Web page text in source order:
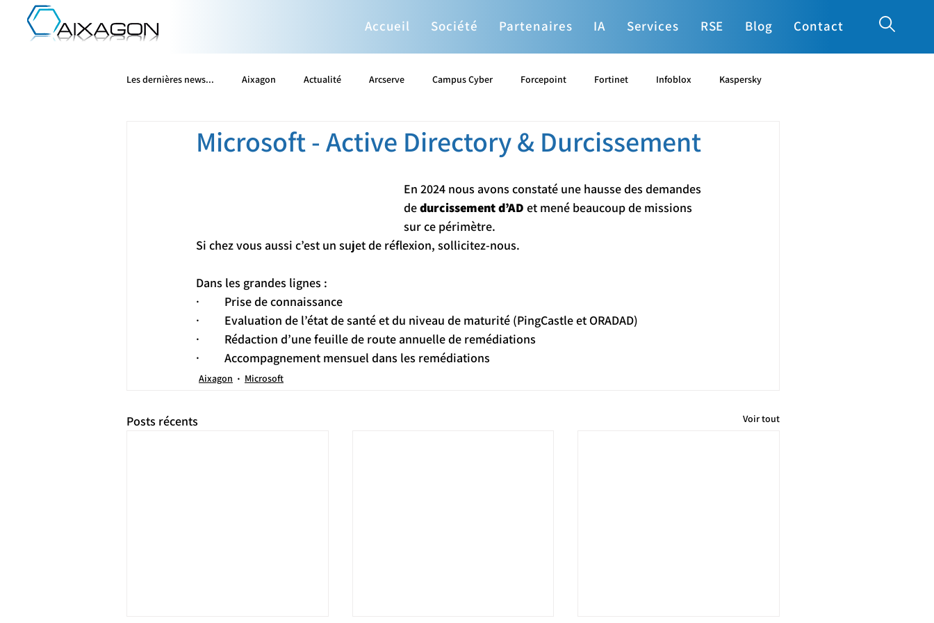
Accueil Société Partenaires IA Services RSE Blog Contact
Les dernières news... Aixagon Actualité Arcserve Campus Cyber Forcepoint Fortinet Infoblox Kaspersky
Olfeo Patrowl Proxmox Sophos Splunk Stormshield Systancia
Microsoft - Active Directory & Durcissement
En 2024 nous avons constaté une hausse des demandes
de durcissement d’AD et mené beaucoup de missions
sur ce périmètre.
Si chez vous aussi c’est un sujet de réflexion, sollicitez-nous.
Dans les grandes lignes :
·         Prise de connaissance
·         Evaluation de l’état de santé et du niveau de maturité (PingCastle et ORADAD)
·         Rédaction d’une feuille de route annuelle de remédiations
·         Accompagnement mensuel dans les remédiations
Aixagon Microsoft
Posts récents Voir tout